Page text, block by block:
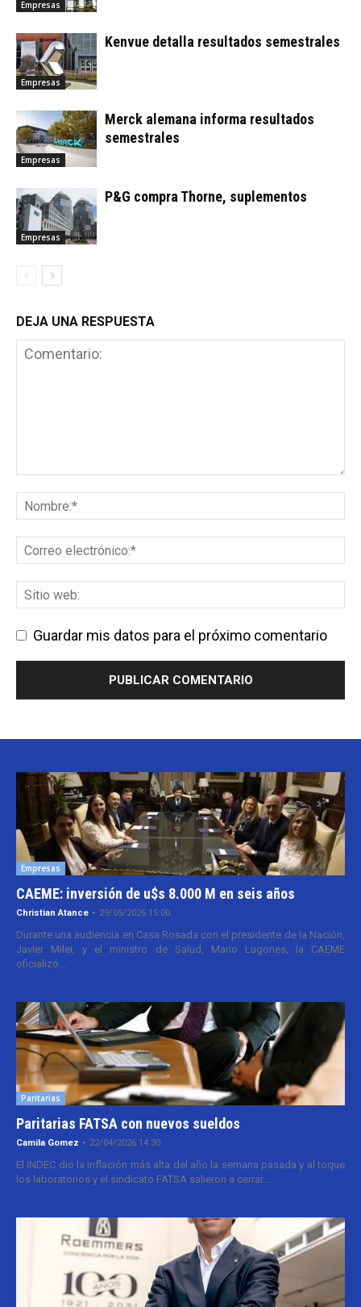
Empresas
Empresas
Kenvue detalla resultados semestrales
Empresas
Merck alemana informa resultados
semestrales
Empresas
P&G compra Thorne, suplementos
DEJA UNA RESPUESTA
Guardar mis datos para el próximo comentario
Empresas
CAEME: inversión de u$s 8.000 M en seis años
Christian Atance - 29/05/2026 15:00
Durante una audiencia en Casa Rosada con el presidente de la Nación,
Javier Milei, y el ministro de Salud, Mario Lugones, la CAEME
oficializó...
Paritarias
Paritarias FATSA con nuevos sueldos
Camila Gomez - 22/04/2026 14:30
El INDEC dio la inflación más alta del año la semana pasada y al toque
los laboratorios y el sindicato FATSA salieron a cerrar...